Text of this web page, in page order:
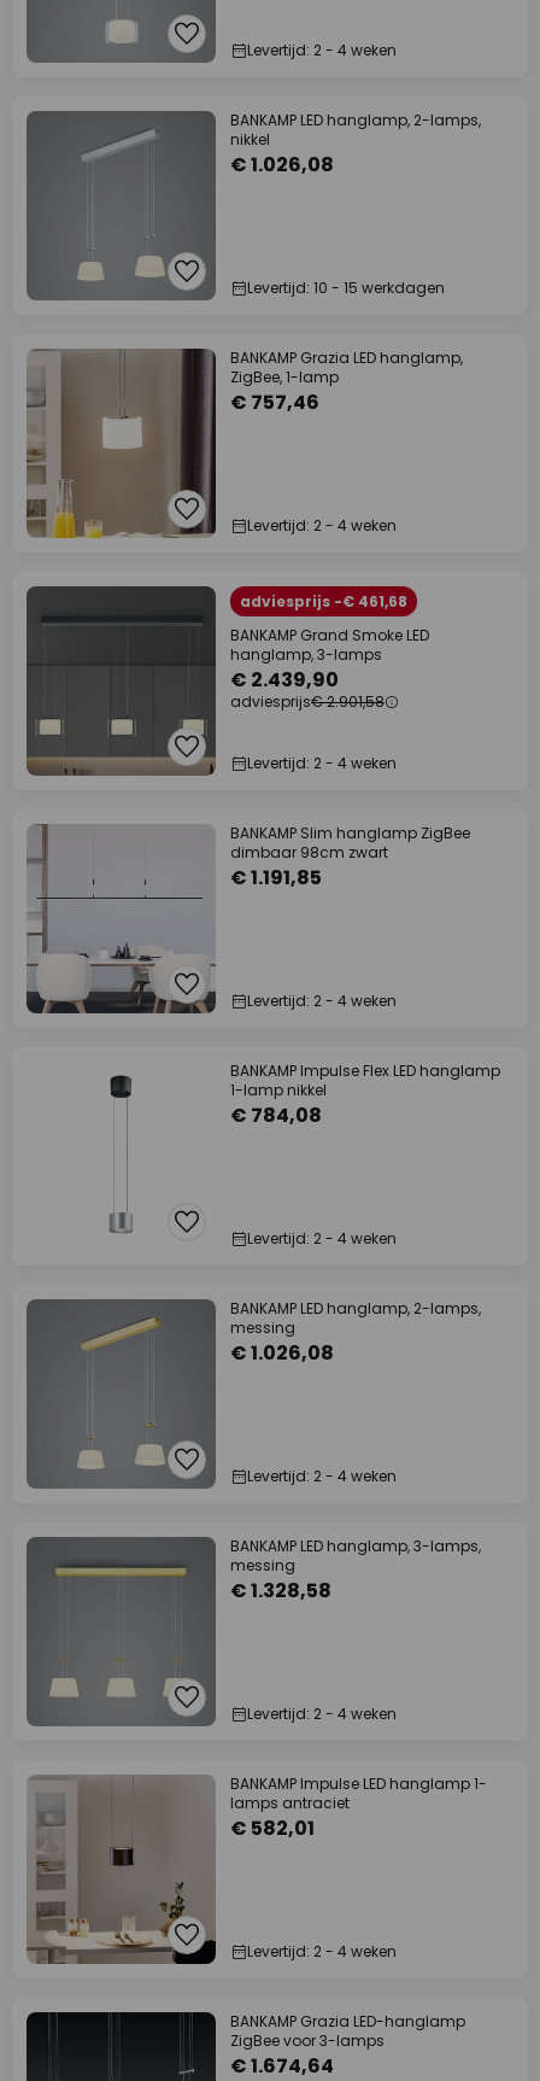
Levertijd: 2 - 4 weken
BANKAMP LED hanglamp, 2-lamps,
nikkel
€ 1.026,08
Levertijd: 10 - 15 werkdagen
BANKAMP Grazia LED hanglamp,
ZigBee, 1-lamp
€ 757,46
Levertijd: 2 - 4 weken
adviesprijs -€ 461,68
BANKAMP Grand Smoke LED
hanglamp, 3-lamps
€ 2.439,90
adviesprijs€ 2.901,58
Levertijd: 2 - 4 weken
BANKAMP Slim hanglamp ZigBee
dimbaar 98cm zwart
€ 1.191,85
Levertijd: 2 - 4 weken
BANKAMP Impulse Flex LED hanglamp
1-lamp nikkel
€ 784,08
Levertijd: 2 - 4 weken
BANKAMP LED hanglamp, 2-lamps,
messing
€ 1.026,08
Levertijd: 2 - 4 weken
BANKAMP LED hanglamp, 3-lamps,
messing
€ 1.328,58
Levertijd: 2 - 4 weken
BANKAMP Impulse LED hanglamp 1-
lamps antraciet
€ 582,01
Levertijd: 2 - 4 weken
BANKAMP Grazia LED-hanglamp
ZigBee voor 3-lamps
€ 1.674,64